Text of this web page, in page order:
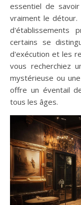
essentiel de
vraiment le détour.
d'établissements
certains se
d'exécution et les
vous recherchiez
mystérieuse ou
offre un éventail
tous les âges.